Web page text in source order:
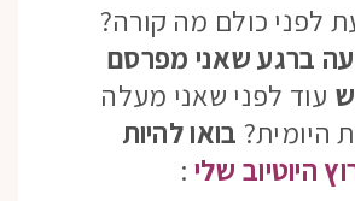
לפני כולם מה קורה?
ברגע שאני מפרסם
עוד לפני שאני מעלה
היומית? בואו להיות
היוטיוב שלי :